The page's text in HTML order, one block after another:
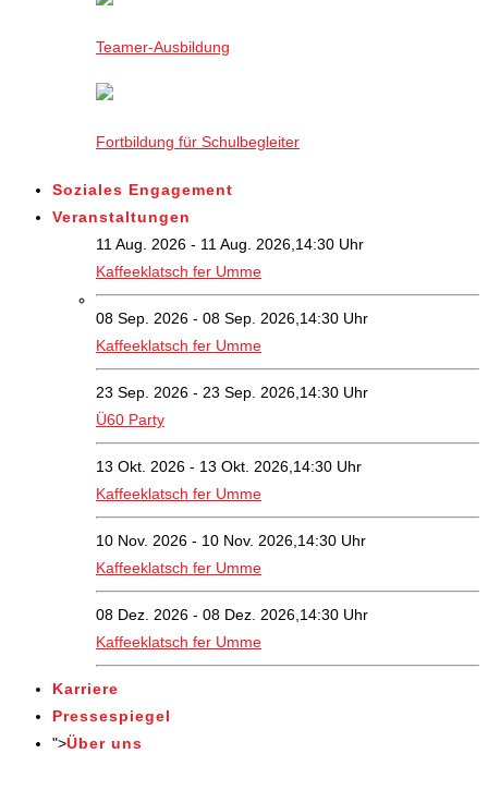
Teamer-Ausbildung
Fortbildung für Schulbegleiter
Soziales Engagement
Veranstaltungen
11 Aug. 2026 - 11 Aug. 2026,14:30 Uhr
Kaffeeklatsch fer Umme
08 Sep. 2026 - 08 Sep. 2026,14:30 Uhr
Kaffeeklatsch fer Umme
23 Sep. 2026 - 23 Sep. 2026,14:30 Uhr
Ü60 Party
13 Okt. 2026 - 13 Okt. 2026,14:30 Uhr
Kaffeeklatsch fer Umme
10 Nov. 2026 - 10 Nov. 2026,14:30 Uhr
Kaffeeklatsch fer Umme
08 Dez. 2026 - 08 Dez. 2026,14:30 Uhr
Kaffeeklatsch fer Umme
Karriere
Pressespiegel
">Über uns